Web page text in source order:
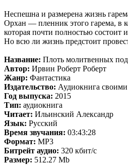
Неспешна и размерена жизнь
Орхан — пленник этого гарема, в
которая почти полностью
Но всю ли жизнь предстоит
Название: Плоть молитвенных
Автор: Ирвин Роберт Роберт
Жанр: Фантастика
Издательство: Аудиокнига
Год выпуска: 2015
Тип: аудиокнига
Читает: Ильинский Александр
Язык: Русский
Время звучания: 03:43:28
Формат: MP3
Битрейт аудио: 320 кбит/c
Размер: 512.27 Mb